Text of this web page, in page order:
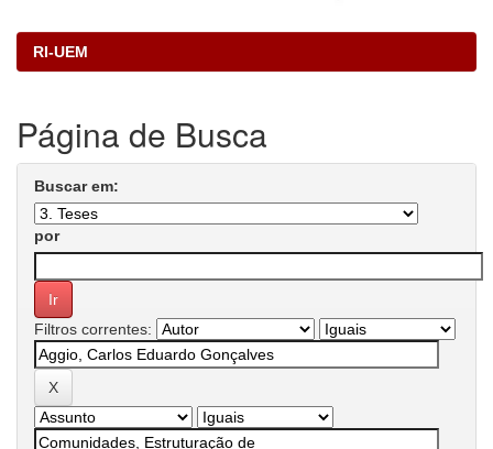
RI-UEM
Página de Busca
Buscar em:
por
Filtros correntes: